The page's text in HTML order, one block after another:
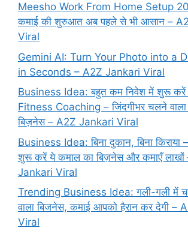
Meesho Work From Home Setup
कमाई की शुरुआत अब पहले से भी आसान –
Viral
Gemini AI: Turn Your Photo into a
in Seconds – A2Z Jankari Viral
Business Idea: बहुत कम निवेश में शुरू
Fitness Coaching – जिंदगीभर चलने वाला
बिज़नेस – A2Z Jankari Viral
Business Idea: बिना दुकान, बिना किराया
शुरू करें ये कमाल का बिज़नेस और कमाएँ लाखों
Jankari Viral
Trending Business Idea: गली-गली में
वाला बिजनेस, कमाई आपको हैरान कर देगी –
Viral